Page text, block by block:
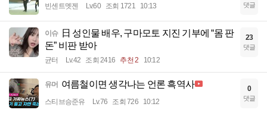
빈센트멧젠 Lv.60 조회 1721 10:13 댓글
이슈
日 성인물 배우, 구마모토 지진 기부에 “몸 판
돈” 비판 받아
균터 Lv.42 조회 2416 추천 2 10:12
23
댓글
유머 여름철이면 생각나는 언론 흑역사
스티브승준유 Lv.76 조회 726 10:12
0
댓글